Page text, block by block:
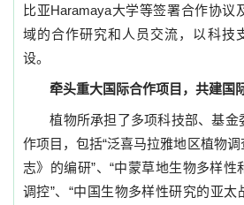
比亚Haramaya大学等签署合作协议
域的合作研究和人员交流，以科技
设。
牵头重大国际合作项目，共建国
植物所承担了多项科技部、基金
作项目，包括“泛喜马拉雅地区植物
志》的编研”、“中蒙草地生物多样性
调控”、 “中国生物多样性研究的亚太